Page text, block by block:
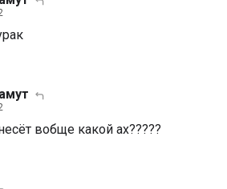
вобще какой ах?????